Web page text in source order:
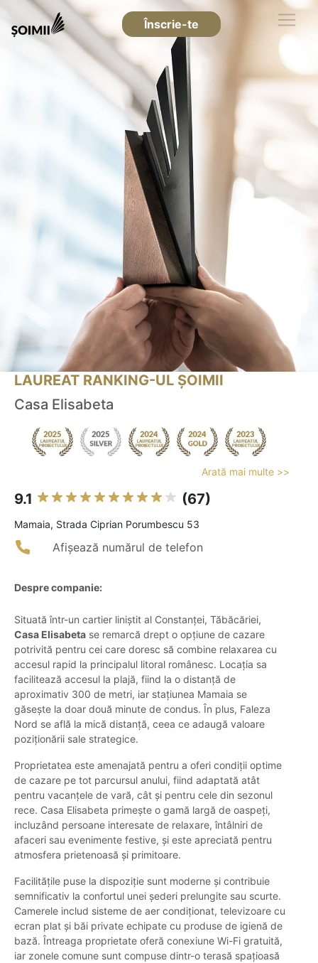
Înscrie-te
LAUREAT RANKING-UL ȘOIMII
Casa Elisabeta
Arată mai multe >>
9.1 (67)
Mamaia, Strada Ciprian Porumbescu 53
Afișează numărul de telefon
Despre companie:
Situată într-un cartier liniștit al Constanței, Tăbăcăriei,
Casa Elisabeta se remarcă drept o opțiune de cazare
potrivită pentru cei care doresc să combine relaxarea cu
accesul rapid la principalul litoral românesc. Locația sa
facilitează accesul la plajă, fiind la o distanță de
aproximativ 300 de metri, iar stațiunea Mamaia se
găsește la doar două minute de condus. În plus, Faleza
Nord se află la mică distanță, ceea ce adaugă valoare
poziționării sale strategice.
Proprietatea este amenajată pentru a oferi condiții optime
de cazare pe tot parcursul anului, fiind adaptată atât
pentru vacanțele de vară, cât și pentru cele din sezonul
rece. Casa Elisabeta primește o gamă largă de oaspeți,
incluzând persoane interesate de relaxare, întâlniri de
afaceri sau evenimente festive, și este apreciată pentru
atmosfera prietenoasă și primitoare.
Facilitățile puse la dispoziție sunt moderne și contribuie
semnificativ la confortul unei șederi prelungite sau scurte.
Camerele includ sisteme de aer condiționat, televizoare cu
ecran plat și băi private echipate cu produse de igienă de
bază. Întreaga proprietate oferă conexiune Wi-Fi gratuită,
iar zonele comune sunt compuse dintr-o terasă spațioasă